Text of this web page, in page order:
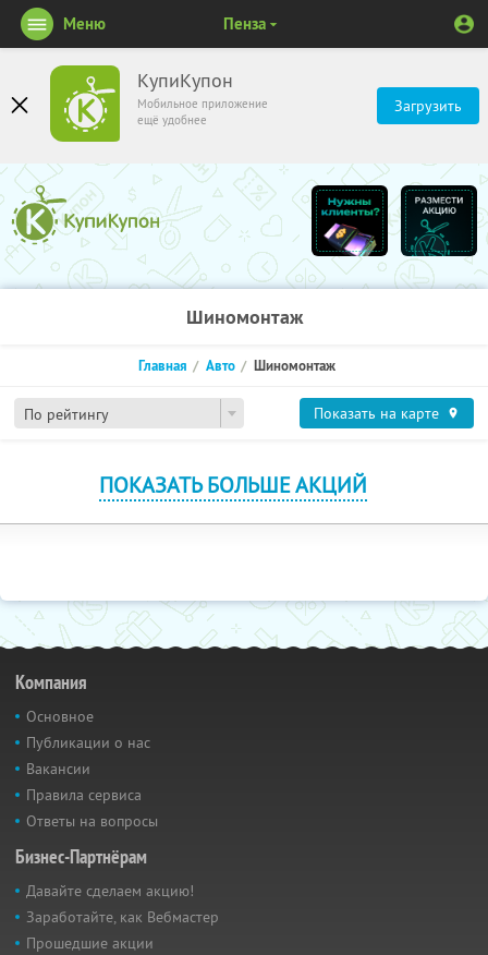
КупиКупон
Мобильное приложение
ещё удобнее
Загрузить
Меню Пенза
Шиномонтаж
По рейтингу
Главная Авто Шиномонтаж
Показать на карте
ПОКАЗАТЬ БОЛЬШЕ АКЦИЙ
Компания
Основное
Публикации о нас
Вакансии
Правила сервиса
Ответы на вопросы
Бизнес-Партнёрам
Давайте сделаем акцию!
Заработайте, как Вебмастер
Прошедшие акции